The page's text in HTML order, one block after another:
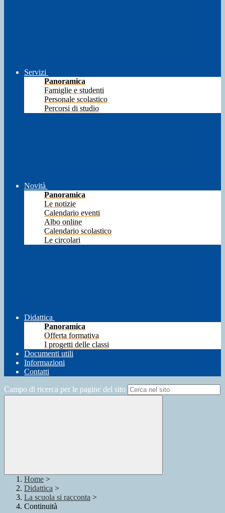
Servizi
Panoramica
Famiglie e studenti
Personale scolastico
Percorsi di studio
Novità
Panoramica
Le notizie
Calendario eventi
Albo online
Calendario scolastico
Le circolari
Didattica
Panoramica
Offerta formativa
I progetti delle classi
Documenti utili
Informazioni
Contatti
Campo di ricerca per le pagine del sito
Home >
Didattica >
La scuola si racconta >
Continuità